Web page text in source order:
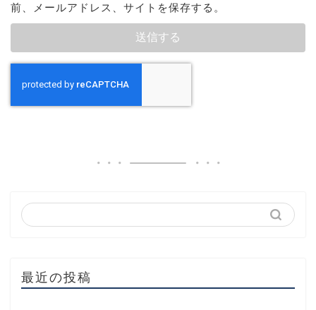
前、メールアドレス、サイトを保存する。
最近の投稿